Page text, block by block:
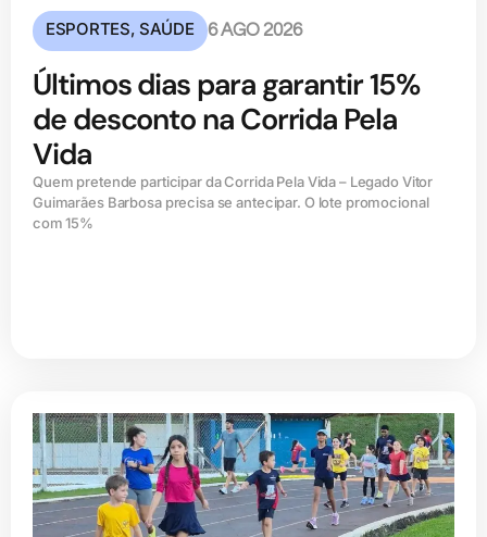
ESPORTES,SAÚDE 6 AGO 2026
Últimos dias para garantir 15%
de desconto na Corrida Pela
Vida
Quem pretende participar da Corrida Pela Vida – Legado Vitor
Guimarães Barbosa precisa se antecipar. O lote promocional
com 15%